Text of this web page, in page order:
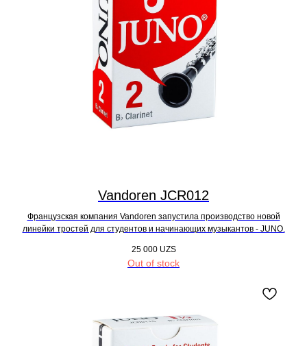
Vandoren JCR012
Французская компания Vandoren запустила производство новой
линейки тростей для студентов и начинающих музыкантов - JUNO.
25 000 UZS
Out of stock